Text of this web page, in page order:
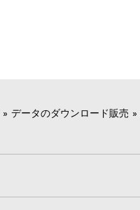
» データのダウンロード販売 »